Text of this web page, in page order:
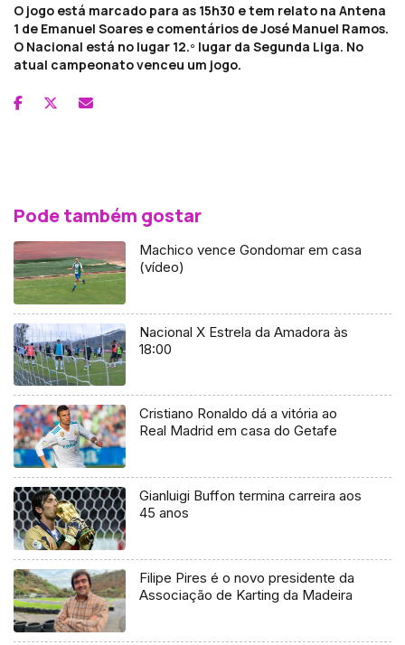
O jogo está marcado para as 15h30 e tem relato na Antena
1 de Emanuel Soares e comentários de José Manuel Ramos.
O Nacional está no lugar 12.º lugar da Segunda Liga. No
atual campeonato venceu um jogo.
Pode também gostar
Machico vence Gondomar em casa
(vídeo)
Nacional X Estrela da Amadora às
18:00
Cristiano Ronaldo dá a vitória ao
Real Madrid em casa do Getafe
Gianluigi Buffon termina carreira aos
45 anos
Filipe Pires é o novo presidente da
Associação de Karting da Madeira